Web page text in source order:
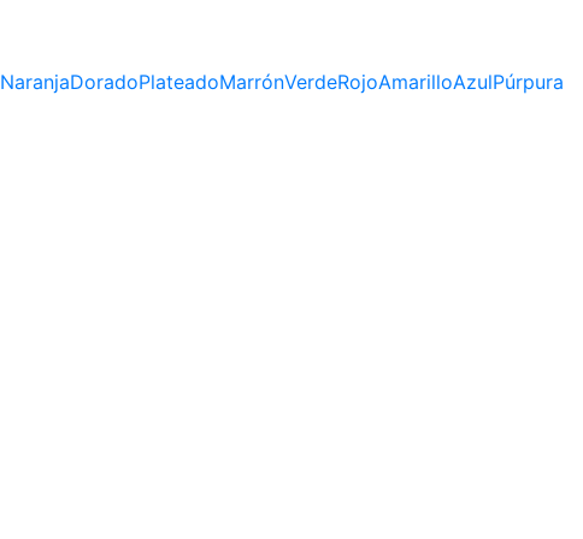
NaranjaDoradoPlateadoMarrónVerdeRojoAmarilloAzulPúrpura